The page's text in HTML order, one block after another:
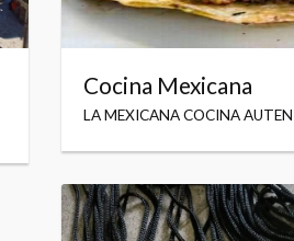
Cocina Mexicana
LA MEXICANA COCINA